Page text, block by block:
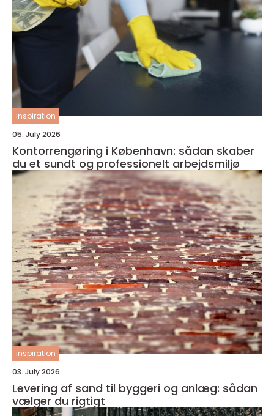
inspiration
05. July 2026
Kontorrengøring i København: sådan skaber
du et sundt og professionelt arbejdsmiljø
inspiration
03. July 2026
Levering af sand til byggeri og anlæg: sådan
vælger du rigtigt